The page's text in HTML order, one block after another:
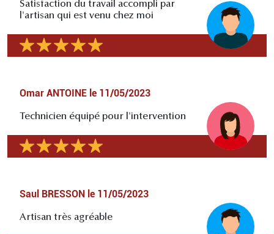
Satisfaction du travail accompli par
l'artisan qui est venu chez moi
Omar ANTOINE le 11/05/2023
Technicien équipé pour l'intervention
Saul BRESSON le 11/05/2023
Artisan très agréable